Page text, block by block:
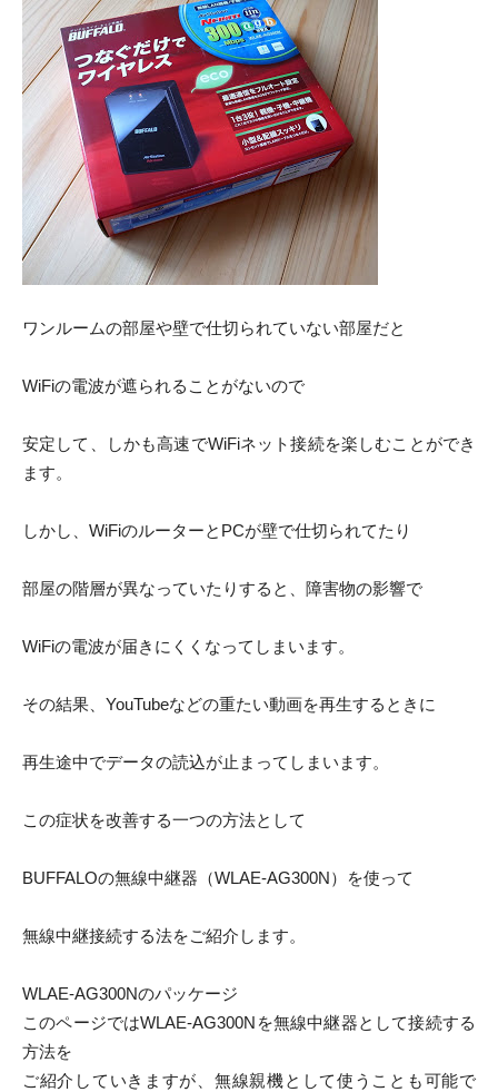
ワンルームの部屋や壁で仕切られていない部屋だと
WiFiの電波が遮られることがないので
安定して、しかも高速でWiFiネット接続を楽しむことができ
ます。
しかし、WiFiのルーターとPCが壁で仕切られてたり
部屋の階層が異なっていたりすると、障害物の影響で
WiFiの電波が届きにくくなってしまいます。
その結果、YouTubeなどの重たい動画を再生するときに
再生途中でデータの読込が止まってしまいます。
この症状を改善する一つの方法として
BUFFALOの無線中継器（WLAE-AG300N）を使って
無線中継接続する法をご紹介します。
WLAE-AG300Nのパッケージ
このページではWLAE-AG300Nを無線中継器として接続する
方法を
ご紹介していきますが、無線親機として使うことも可能で